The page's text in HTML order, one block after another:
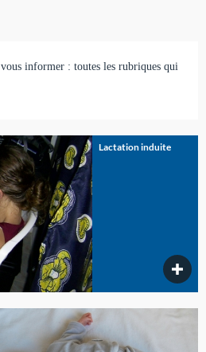
informer : toutes les rubriques qui
Lactation induite